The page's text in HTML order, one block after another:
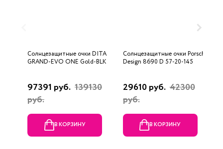
Солнцезащитные очки DITA
GRAND-EVO ONE Gold-BLK
97391 руб. 139130
руб.
В КОРЗИНУ
Солнцезащитные очки Porsche
Design 8690 D 57-20-145
29610 руб. 42300
руб.
В КОРЗИНУ